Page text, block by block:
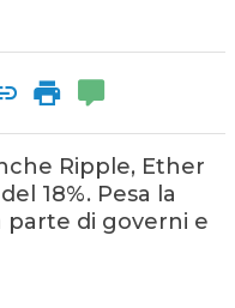
Ripple, Ether
18%. Pesa la
parte di governi e